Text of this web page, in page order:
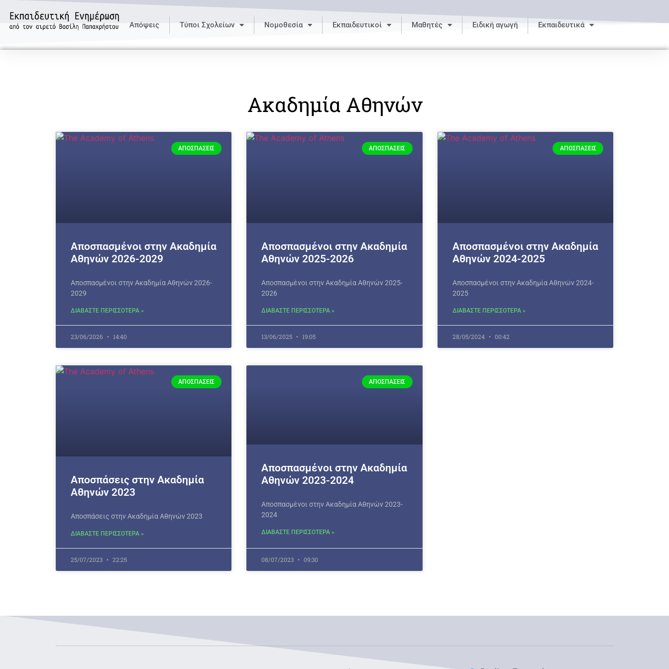
Απόψεις Τύποι Σχολείων Νομοθεσία Εκπαιδευτικοί Μαθητές Ειδική αγωγή Εκπαιδευτικά
Ακαδημία Αθηνών
ΑΠΟΣΠΆΣΕΙΣ
Αποσπασμένοι στην Ακαδημία
Αθηνών 2026-2029
Αποσπασμένοι στην Ακαδημία Αθηνών 2026-
2029
ΔΙΑΒΑΣΤΕ ΠΕΡΙΣΣΟΤΕΡΑ »
23/06/2026 14:40
ΑΠΟΣΠΆΣΕΙΣ
Αποσπασμένοι στην Ακαδημία
Αθηνών 2025-2026
Αποσπασμένοι στην Ακαδημία Αθηνών 2025-
2026
ΔΙΑΒΑΣΤΕ ΠΕΡΙΣΣΟΤΕΡΑ »
13/06/2025 19:05
ΑΠΟΣΠΆΣΕΙΣ
Αποσπασμένοι στην Ακαδημία
Αθηνών 2024-2025
Αποσπασμένοι στην Ακαδημία Αθηνών 2024-
2025
ΔΙΑΒΑΣΤΕ ΠΕΡΙΣΣΟΤΕΡΑ »
28/05/2024 00:42
ΑΠΟΣΠΆΣΕΙΣ
Αποσπάσεις στην Ακαδημία
Αθηνών 2023
Αποσπάσεις στην Ακαδημία Αθηνών 2023
ΔΙΑΒΑΣΤΕ ΠΕΡΙΣΣΟΤΕΡΑ »
25/07/2023 22:25
ΑΠΟΣΠΆΣΕΙΣ
Αποσπασμένοι στην Ακαδημία
Αθηνών 2023-2024
Αποσπασμένοι στην Ακαδημία Αθηνών 2023-
2024
ΔΙΑΒΑΣΤΕ ΠΕΡΙΣΣΟΤΕΡΑ »
08/07/2023 09:30